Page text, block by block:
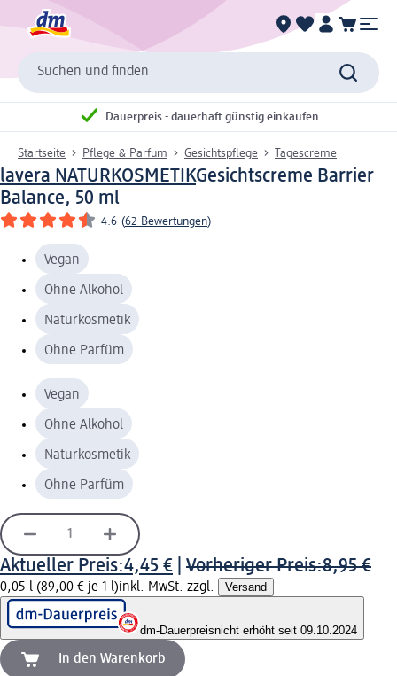
Suchen und finden
Dauerpreis - dauerhaft günstig einkaufen
Startseite Pflege & Parfum Gesichtspflege Tagescreme
lavera NATURKOSMETIKGesichtscreme Barrier
Balance, 50 ml
4.6 (62 Bewertungen)
Vegan
Ohne Alkohol
Naturkosmetik
Ohne Parfüm
Vegan
Ohne Alkohol
Naturkosmetik
Ohne Parfüm
Aktueller Preis:4,45 € Vorheriger Preis:8,95 €
0,05 l (89,00 € je 1 l)inkl. MwSt. zzgl. Versand
dm-Dauerpreisnicht erhöht seit 09.10.2024
In den Warenkorb